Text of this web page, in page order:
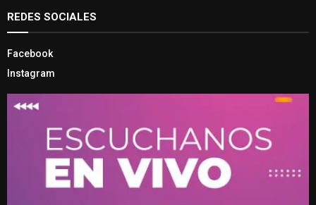
REDES SOCIALES
Facebook
Instagram